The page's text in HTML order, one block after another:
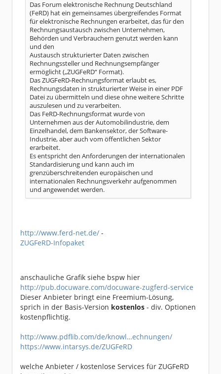
Das Forum elektronische Rechnung Deutschland
(FeRD) hat ein gemeinsames übergreifendes Format
für elektronische Rechnungen erarbeitet, das für den
Rechnungsaustausch zwischen Unternehmen,
Behörden und Verbrauchern genutzt werden kann
und den
Austausch strukturierter Daten zwischen
Rechnungssteller und Rechnungsempfänger
ermöglicht („ZUGFeRD“ Format).
Das ZUGFeRD-Rechnungsformat erlaubt es,
Rechnungsdaten in strukturierter Weise in einer PDF
Datei zu übermitteln und diese ohne weitere Schritte
auszulesen und zu verarbeiten.
Das FeRD-Rechnungsformat wurde von
Unternehmen aus der Automobilindustrie, dem
Einzelhandel, dem Bankensektor, der Software-
Industrie, aber auch vom öffentlichen Sektor
erarbeitet.
Es entspricht den Anforderungen der internationalen
Standardisierung und kann auch im
grenzüberschreitenden europäischen und
internationalen Rechnungsverkehr aufgenommen
und angewendet werden.
http://www.ferd-net.de/ -
ZUGFeRD-Infopaket
anschauliche Grafik siehe bspw hier
http://pub.docuware.com/docuware-zugferd-service
Dieser Anbieter bringt eine Freemium-Lösung,
sprich in der Basis-Version kostenlos - div. Optionen
kostenpflichtig.
http://www.pdflib.com/de/knowl…echnungen/
https://www.intarsys.de/ZUGFeRD
welche Anbieter / kostenlose Services für ZUGFeRD